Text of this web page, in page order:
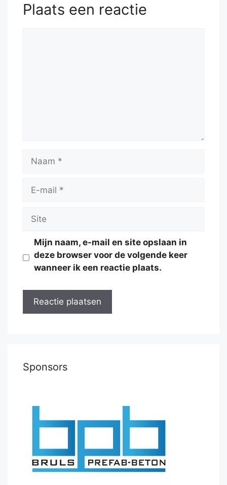
Plaats een reactie
Naam
Site
Mijn naam, e-mail en site opslaan in
deze browser voor de volgende keer
wanneer ik een reactie plaats.
Sponsors